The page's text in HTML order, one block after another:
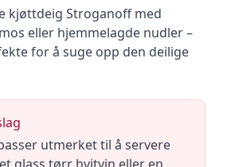
kjøttdeig Stroganoff med
eller hjemmelagde nudler –
for å suge opp den deilige
utmerket til å servere